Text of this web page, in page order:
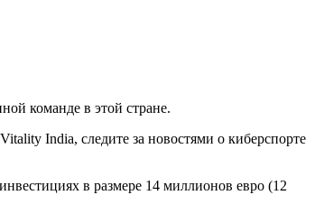
команде в этой стране.
India, следите за новостями о киберспорте
в размере 14 миллионов евро (12